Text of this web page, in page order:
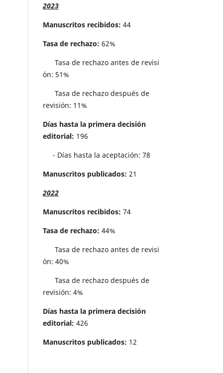
2023
Manuscritos recibidos: 44
Tasa de rechazo: 62%
Tasa de rechazo antes de revisi
´on: 51%
Tasa de rechazo después de
revisión: 11%
Días hasta la primera decisión
editorial: 196
- Días hasta la aceptación: 78
Manuscritos publicados: 21
2022
Manuscritos recibidos: 74
Tasa de rechazo: 44%
Tasa de rechazo antes de revisi
´on: 40%
Tasa de rechazo después de
revisión: 4%
Días hasta la primera decisión
editorial: 426
Manuscritos publicados: 12